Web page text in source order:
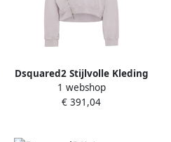
Dsquared2 Stijlvolle Kleding
en Accessoires Pink Dames
1 webshop
€ 391,04